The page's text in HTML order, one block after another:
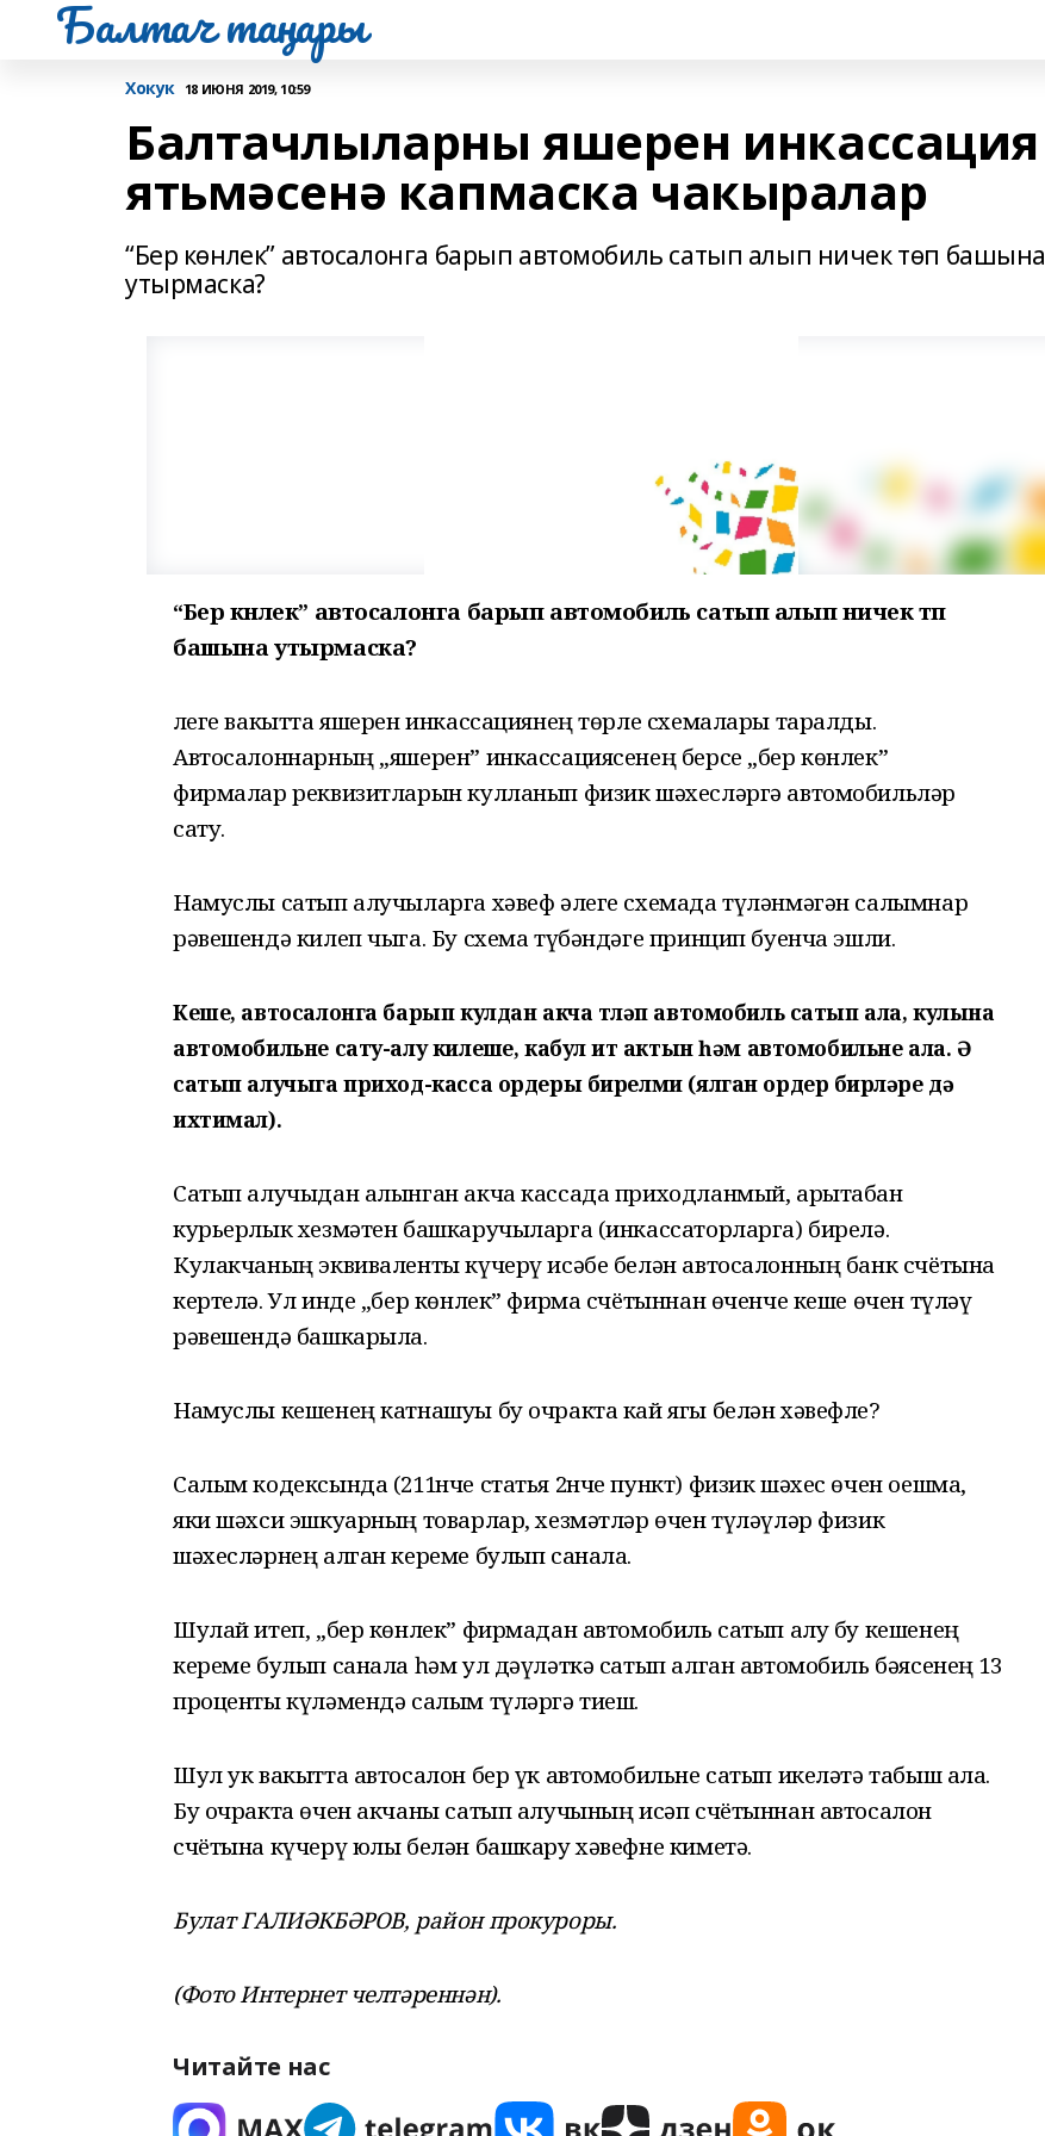
Балтач таңнары
Хокук 18 ИЮНЯ 2019, 10:59
Балтачлыларны яшерен инкассация
ятьмәсенә капмаска чакыралар
“Бер көнлек” автосалонга барып автомобиль сатып алып ничек төп башына
утырмаска?
“Бер көнлек” автосалонга барып автомобиль сатып алып ничек төп
башына утырмаска?
Әлеге вакытта яшерен инкассациянең төрле схемалары таралды.
Автосалоннарның „яшерен” инкассациясенең берсе „бер көнлек”
фирмалар реквизитларын кулланып физик шәхесләргә автомобильләр
сату.
Намуслы сатып алучыларга хәвеф әлеге схемада түләнмәгән салымнар
рәвешендә килеп чыга. Бу схема түбәндәге принцип буенча эшли.
Кеше, автосалонга барып кулдан акча түләп автомобиль сатып ала, кулына
автомобильне сату-алу килешүе, кабул итү актын һәм автомобильне ала. Ә
сатып алучыга приход-касса ордеры бирелми (ялган ордер бирүләре дә
ихтимал).
Сатып алучыдан алынган акча кассада приходланмый, арытабан
курьерлык хезмәтен башкаручыларга (инкассаторларга) бирелә.
Кулакчаның эквиваленты күчерү исәбе белән автосалонның банк счётына
кертелә. Ул инде „бер көнлек” фирма счётыннан өченче кеше өчен түләү
рәвешендә башкарыла.
Намуслы кешенең катнашуы бу очракта кай ягы белән хәвефле?
Салым кодексында (211нче статья 2нче пункт) физик шәхес өчен оешма,
яки шәхси эшкуарның товарлар, хезмәтләр өчен түләүләр физик
шәхесләрнең алган кереме булып санала.
Шулай итеп, „бер көнлек” фирмадан автомобиль сатып алу бу кешенең
кереме булып санала һәм ул дәүләткә сатып алган автомобиль бәясенең 13
проценты күләмендә салым түләргә тиеш.
Шул ук вакытта автосалон бер үк автомобильне сатып икеләтә табыш ала.
Бу очракта өчен акчаны сатып алучының исәп счётыннан автосалон
счётына күчерү юлы белән башкару хәвефне киметә.
Булат ГАЛИӘКБӘРОВ, район прокуроры.
(Фото Интернет челтәреннән).
Читайте нас